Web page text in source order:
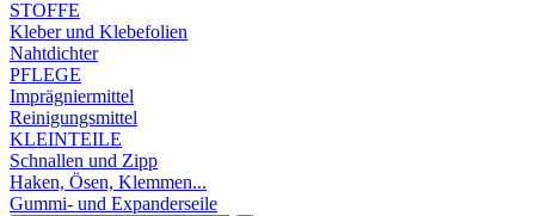
STOFFE
Kleber und Klebefolien
Nahtdichter
PFLEGE
Imprägniermittel
Reinigungsmittel
KLEINTEILE
Schnallen und Zipp
Haken, Ösen, Klemmen...
Gummi- und Expanderseile